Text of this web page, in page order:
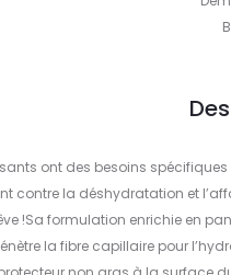
ont des besoins
contre la déshydratation et
!Sa formulation enrichie en
la fibre capillaire pour